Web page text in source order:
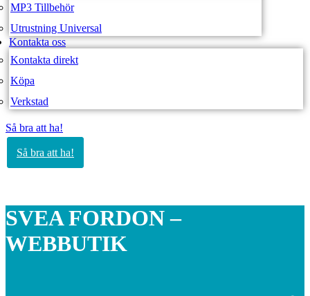
MP3 Tillbehör
Utrustning Universal
Kontakta oss
Kontakta direkt
Köpa
Verkstad
Så bra att ha!
Så bra att ha!
SVEA FORDON –
WEBBUTIK